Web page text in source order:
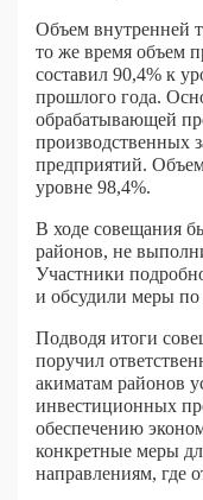
Объем внутренней
то же время объем
составил 90,4% к
прошлого года.
обрабатывающей
производственных
предприятий.
уровне 98,4%.
В ходе совещания
районов, не
Участники
и обсудили меры
Подводя итоги
поручил
акиматам районов
инвестиционных
обеспечению
конкретные меры
направлениям, где